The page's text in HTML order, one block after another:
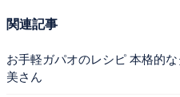
関連記事
お手軽ガパオのレシピ 本格的
美さん